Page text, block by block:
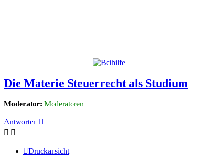
Die Materie Steuerrecht als Studium
Moderator: Moderatoren
Antworten
Druckansicht